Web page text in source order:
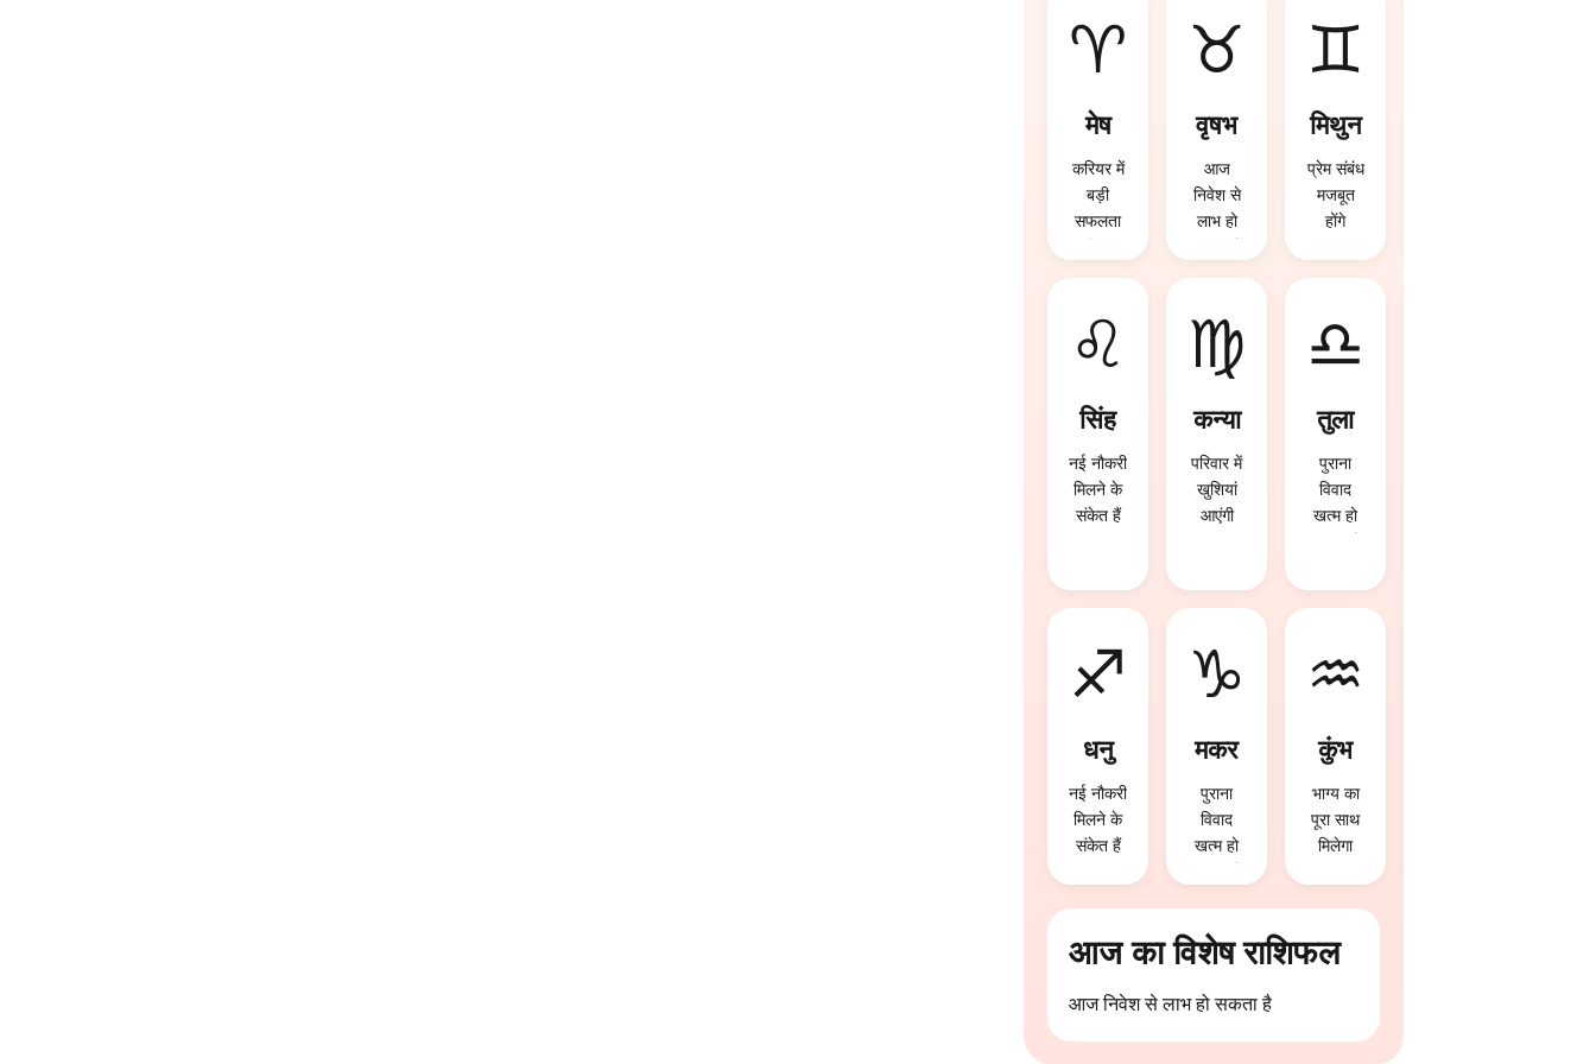
♈
मेष
करियर में
बड़ी
सफलता
♉
वृषभ
आज
निवेश से
लाभ हो
♊
मिथुन
प्रेम संबंध
मजबूत
होंगे
♌
सिंह
नई नौकरी
मिलने के
संकेत हैं
♍
कन्या
परिवार में
खुशियां
आएंगी
♎
तुला
पुराना
विवाद
खत्म हो
♐
धनु
नई नौकरी
मिलने के
संकेत हैं
♑
मकर
पुराना
विवाद
खत्म हो
♒
कुंभ
भाग्य का
पूरा साथ
मिलेगा
आज का विशेष राशिफल
आज निवेश से लाभ हो सकता है